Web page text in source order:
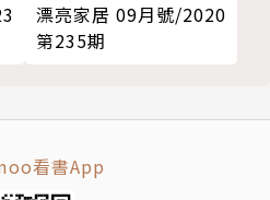
漂亮家居 09月號/2020
第235期
看書App